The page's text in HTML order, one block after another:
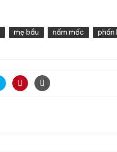
mẹ bầu nấm mốc phấn